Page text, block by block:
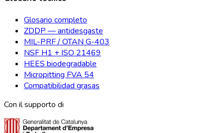
Glosario completo
ZDDP — antidesgaste
MIL-PRF / OTAN G-403
NSF H1 + ISO 21469
HEES biodegradable
Micropitting FVA 54
Compatibilidad grasas
Con il supporto di